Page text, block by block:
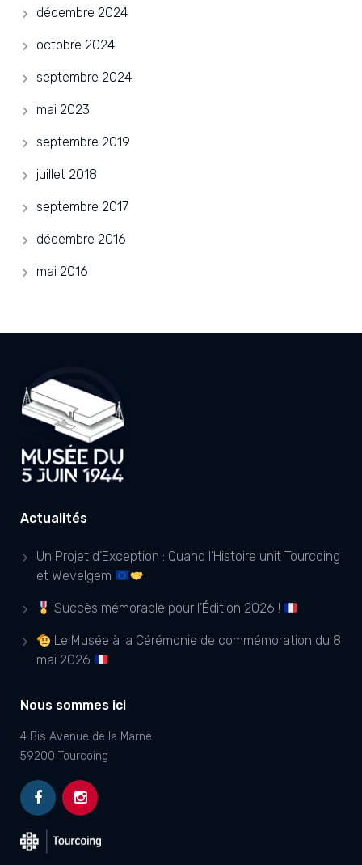
décembre 2024
octobre 2024
septembre 2024
mai 2023
septembre 2019
juillet 2018
septembre 2017
décembre 2016
mai 2016
Actualités
Un Projet d’Exception : Quand l’Histoire unit Tourcoing
et Wevelgem
Succès mémorable pour l’Édition 2026 !
Le Musée à la Cérémonie de commémoration du 8
mai 2026
Nous sommes ici
4 Bis Avenue de la Marne
59200 Tourcoing